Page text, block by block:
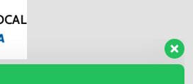
nos qualquer coisa!